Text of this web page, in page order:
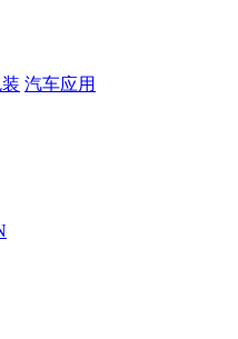
汽车应用